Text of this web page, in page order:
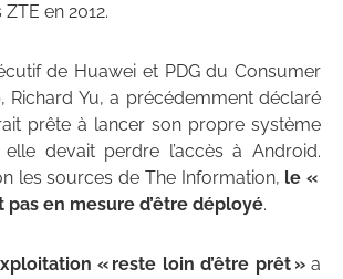
en 2012.
de Huawei et PDG du Consumer
Richard Yu, a précédemment déclaré
prête à lancer son propre système
elle devait perdre l’accès à Android.
les sources de The Information, le «
pas en mesure d’être déployé.
« reste loin d’être prêt »a